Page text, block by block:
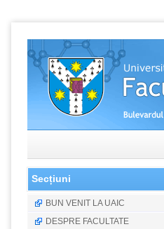
Secțiuni
BUN VENIT LA UAIC
DESPRE FACULTATE